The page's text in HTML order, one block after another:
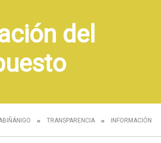
del
TRANSPARENCIA INFORMACIÓN